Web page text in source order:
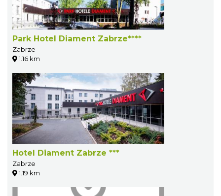
Park Hotel Diament Zabrze****
Zabrze
1.16 km
Hotel Diament Zabrze ***
Zabrze
1.19 km